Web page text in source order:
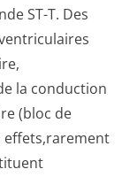
ST-T. Des
la conduction
(bloc de
effets,rarement